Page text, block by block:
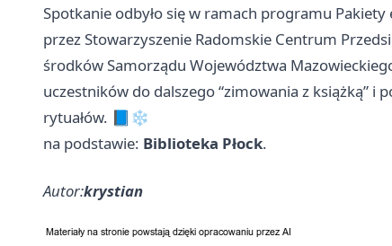
Spotkanie odbyło się w ramach programu
przez Stowarzyszenie Radomskie Centrum
środków Samorządu Województwa
uczestników do dalszego “zimowania z książką” i
rytuałów. 📘❄️
na podstawie: Biblioteka Płock.
Autor:krystian